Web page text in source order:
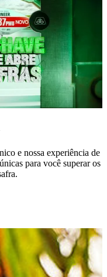
e nossa experiência de
para você superar os